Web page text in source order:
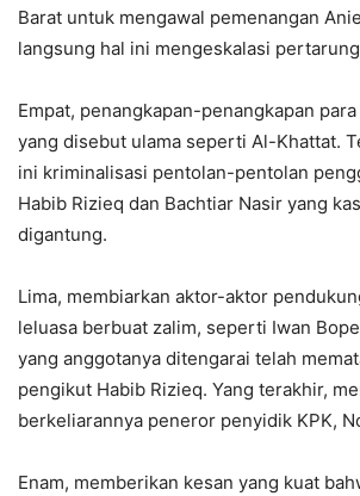
Barat untuk mengawal pemenangan
langsung hal ini mengeskalasi
Empat, penangkapan-penangkapan
yang disebut ulama seperti Al-Khattat.
ini kriminalisasi pentolan-pentolan
Habib Rizieq dan Bachtiar Nasir yang
digantung.
Lima, membiarkan aktor-aktor
leluasa berbuat zalim, seperti Iwan
yang anggotanya ditengarai telah
pengikut Habib Rizieq. Yang terakhir,
berkeliarannya peneror penyidik KPK,
Enam, memberikan kesan yang kuat